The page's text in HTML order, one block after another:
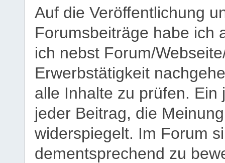
Auf die Veröffentlichung
Forumsbeiträge habe ich
ich nebst Forum/
Erwerbstätigkeit
alle Inhalte zu prüfen.
jeder Beitrag, die
widerspiegelt. Im Forum
dementsprechend zu